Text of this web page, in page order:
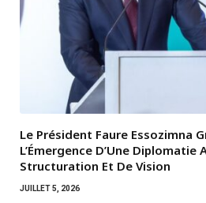
Le Président Faure Essozimna
L’Émergence D’Une Diplomatie
Structuration Et De Vision
JUILLET 5, 2026